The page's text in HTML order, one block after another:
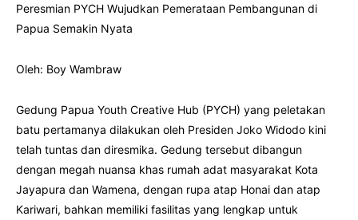
Peresmian PYCH Wujudkan Pemerataan Pembangunan di
Papua Semakin Nyata
Oleh: Boy Wambraw
Gedung Papua Youth Creative Hub (PYCH) yang peletakan
batu pertamanya dilakukan oleh Presiden Joko Widodo kini
telah tuntas dan diresmika. Gedung tersebut dibangun
dengan megah nuansa khas rumah adat masyarakat Kota
Jayapura dan Wamena, dengan rupa atap Honai dan atap
Kariwari, bahkan memiliki fasilitas yang lengkap untuk